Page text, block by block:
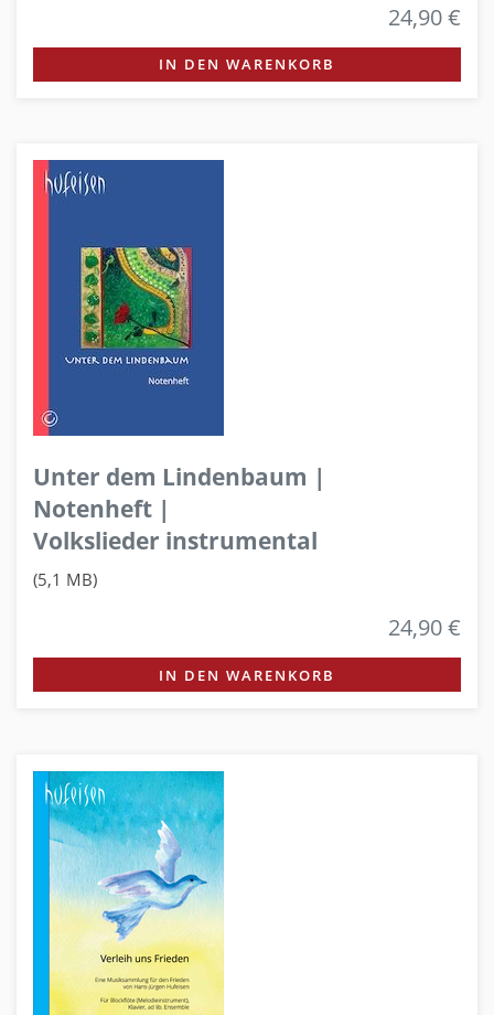
24,90 €
IN DEN WARENKORB
Unter dem Lindenbaum |
Notenheft |
Volkslieder instrumental
(5,1 MB)
24,90 €
IN DEN WARENKORB